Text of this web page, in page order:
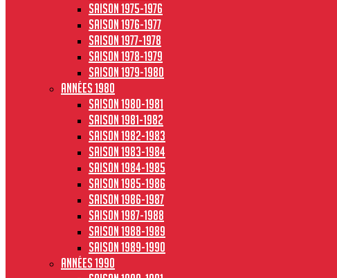
Saison 1975-1976
Saison 1976-1977
Saison 1977-1978
Saison 1978-1979
Saison 1979-1980
Années 1980
Saison 1980-1981
Saison 1981-1982
Saison 1982-1983
Saison 1983-1984
Saison 1984-1985
Saison 1985-1986
Saison 1986-1987
Saison 1987-1988
Saison 1988-1989
Saison 1989-1990
Années 1990